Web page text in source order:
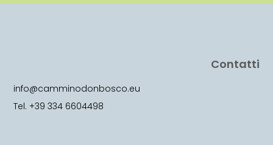
Contatti
info@camminodonbosco.eu
Tel. +39 334 6604498